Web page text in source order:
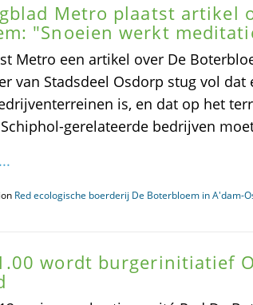
Metro plaatst artikel
"Snoeien werkt
Metro een artikel over De
van Stadsdeel Osdorp stug vol dat
is, en dat op het
gerelateerde bedrijven
Red ecologische boerderij De Boterbloem in A'dam-
wordt burgerinitiatief